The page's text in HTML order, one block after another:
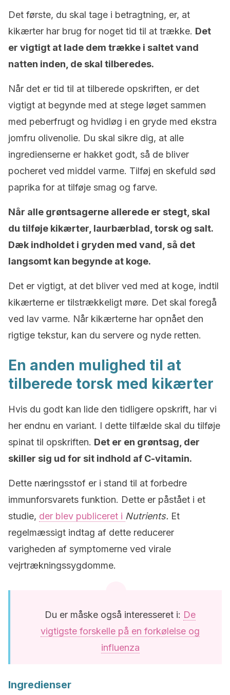
Det første, du skal tage i betragtning, er, at
kikærter har brug for noget tid til at trække. Det
er vigtigt at lade dem trække i saltet vand
natten inden, de skal tilberedes.
Når det er tid til at tilberede opskriften, er det
vigtigt at begynde med at stege løget sammen
med peberfrugt og hvidløg i en gryde med ekstra
jomfru olivenolie. Du skal sikre dig, at alle
ingredienserne er hakket godt, så de bliver
pocheret ved middel varme. Tilføj en skefuld sød
paprika for at tilføje smag og farve.
Når alle grøntsagerne allerede er stegt, skal
du tilføje kikærter, laurbærblad, torsk og salt.
Dæk indholdet i gryden med vand, så det
langsomt kan begynde at koge.
Det er vigtigt, at det bliver ved med at koge, indtil
kikærterne er tilstrækkeligt møre. Det skal foregå
ved lav varme. Når kikærterne har opnået den
rigtige tekstur, kan du servere og nyde retten.
En anden mulighed til at
tilberede torsk med kikærter
Hvis du godt kan lide den tidligere opskrift, har vi
her endnu en variant. I dette tilfælde skal du tilføje
spinat til opskriften. Det er en grøntsag, der
skiller sig ud for sit indhold af C-vitamin.
Dette næringsstof er i stand til at forbedre
immunforsvarets funktion. Dette er påstået i et
studie, der blev publiceret i Nutrients. Et
regelmæssigt indtag af dette reducerer
varigheden af symptomerne ved virale
vejrtrækningssygdomme.
Du er måske også interesseret i: De
vigtigste forskelle på en forkølelse og
influenza
Ingredienser